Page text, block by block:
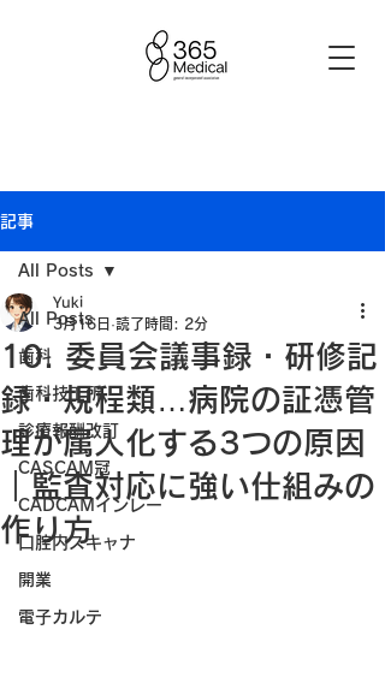
記事
All Posts
歯科
歯科技工所
診療報酬改訂
CASCAM冠
CADCAMインレー
口腔内スキャナ
開業
電子カルテ
All Posts
10. 委員会議事録・研修記
録・規程類…病院の証憑管
理が属人化する3つの原因
｜監査対応に強い仕組みの
作り方
Yuki
3月16日 読了時間: 2分